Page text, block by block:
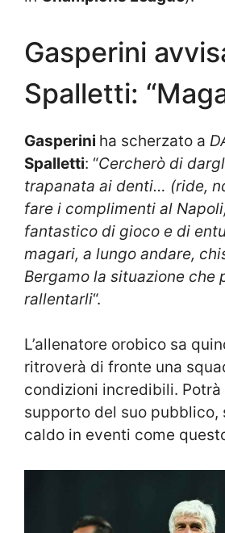
Gasperini
Spalletti:
Gasperini ha scherzato a
Spalletti: “Cercherò di
trapanata ai denti… (ride,
fare i complimenti al
fantastico di gioco e di
magari, a lungo andare,
Bergamo la situazione che
rallentarli“.
L’allenatore orobico sa
ritroverà di fronte una
condizioni incredibili. Potrà
supporto del suo pubblico,
caldo in eventi come